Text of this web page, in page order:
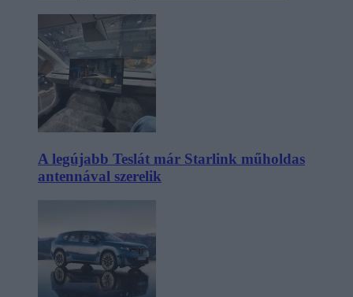
A legújabb Teslát már Starlink műholdas
antennával szerelik